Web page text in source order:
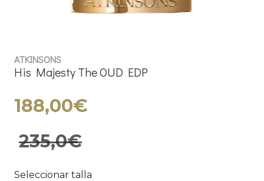
ATKINSONS
His Majesty The OUD EDP
188,00€
235,0€
Seleccionar talla